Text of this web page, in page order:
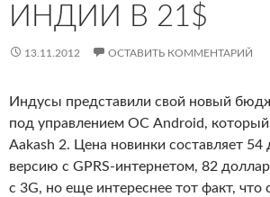
ИНДИИ В 21$
13.11.2012 ОСТАВИТЬ КОММЕНТАРИЙ
Индусы представили свой новый
под управлением ОС Android, который
Aakash 2. Цена новинки составляет
версию с GPRS-интернетом, 82
с 3G, но еще интереснее тот факт, что